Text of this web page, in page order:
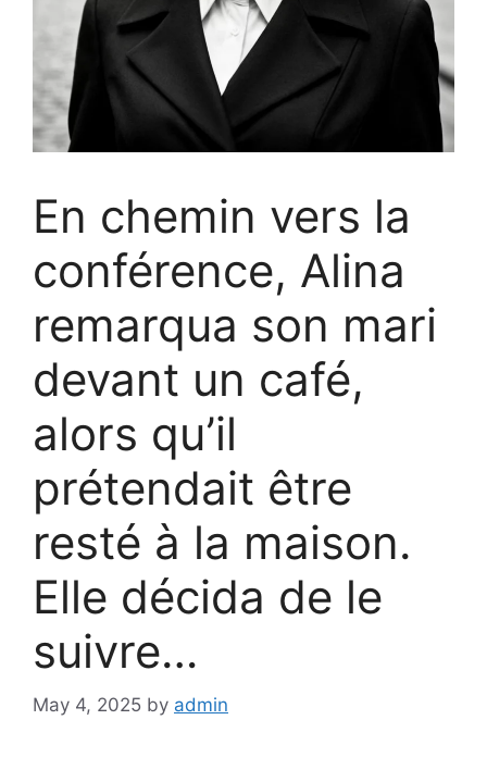
En chemin vers la
conférence, Alina
remarqua son mari
devant un café,
alors qu’il
prétendait être
resté à la maison.
Elle décida de le
suivre…
May 4, 2025 by admin